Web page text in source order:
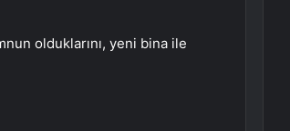
olduklarını, yeni bina ile